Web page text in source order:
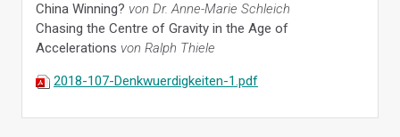
China Winning? von Dr. Anne-Marie Schleich
Chasing the Centre of Gravity in the Age of
Accelerations von Ralph Thiele
2018-107-Denkwuerdigkeiten-1.pdf